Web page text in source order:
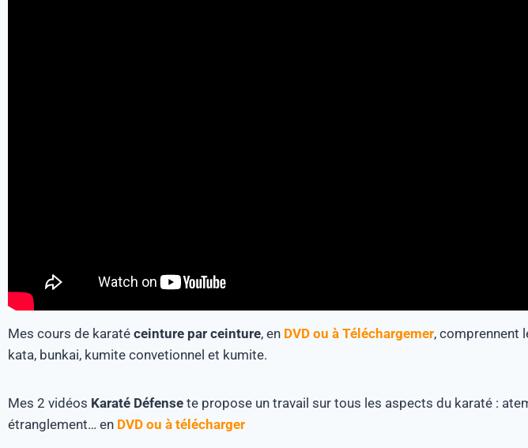
Mes cours de karaté ceinture par ceinture, en DVD ou à Téléchargemer, comprennent
kata, bunkai, kumite convetionnel et kumite.
Mes 2 vidéos Karaté Défense te propose un travail sur tous les aspects du karaté :
étranglement… en DVD ou à télécharger